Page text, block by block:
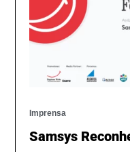
Imprensa
Samsys